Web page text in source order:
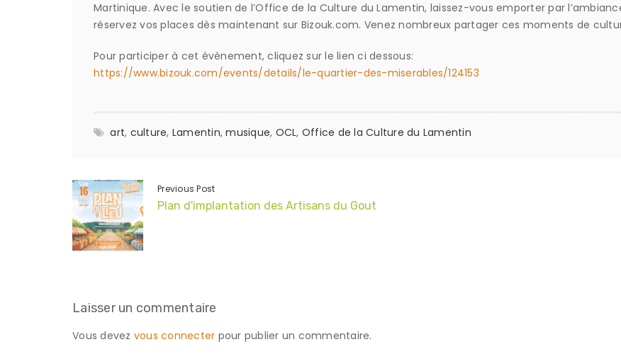
Martinique. Avec le soutien de l’Office de la Culture du Lamentin, laissez-vous emporter par
réservez vos places dès maintenant sur Bizouk.com. Venez nombreux partager ces moments de
Pour participer à cet évènement, cliquez sur le lien ci dessous:
https://www.bizouk.com/events/details/le-quartier-des-miserables/124153
art, culture, Lamentin,musique, OCL, Office de la Culture du Lamentin
Previous Post
Plan d'implantation des Artisans du Gout
Laisser un commentaire
Vous devez vous connecter pour publier un commentaire.